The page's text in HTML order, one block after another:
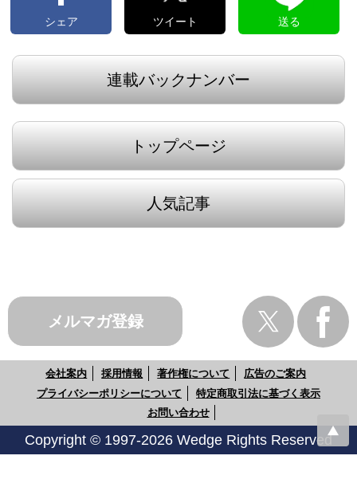
シェア ツイート 送る
連載バックナンバー
トップページ
人気記事
メルマガ登録
会社案内 採用情報 著作権について
広告のご案内
プライバシーポリシーについて
特定商取引法に基づく表示
お問い合わせ
Copyright © 1997-2026 Wedge Rights Reserved